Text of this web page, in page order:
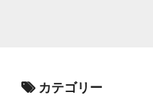
カテゴリー